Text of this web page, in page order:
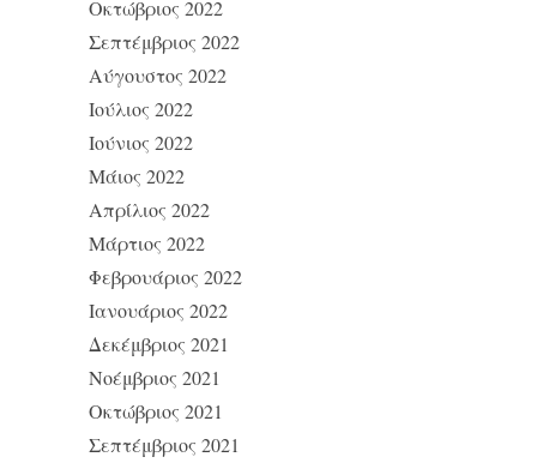
Οκτώβριος 2022
Σεπτέμβριος 2022
Αύγουστος 2022
Ιούλιος 2022
Ιούνιος 2022
Μάιος 2022
Απρίλιος 2022
Μάρτιος 2022
Φεβρουάριος 2022
Ιανουάριος 2022
Δεκέμβριος 2021
Νοέμβριος 2021
Οκτώβριος 2021
Σεπτέμβριος 2021